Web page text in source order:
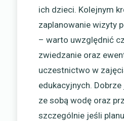
ich dzieci. Kolejnym
zaplanowanie wizyty
– warto uwzględnić
zwiedzanie oraz
uczestnictwo w
edukacyjnych.
ze sobą wodę oraz
szczególnie jeśli